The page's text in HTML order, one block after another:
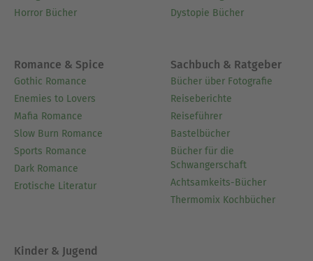
Horror Bücher
Dystopie Bücher
Romance & Spice
Gothic Romance
Enemies to Lovers
Mafia Romance
Slow Burn Romance
Sports Romance
Dark Romance
Erotische Literatur
Sachbuch & Ratgeber
Bücher über Fotografie
Reiseberichte
Reiseführer
Bastelbücher
Bücher für die
Schwangerschaft
Achtsamkeits-Bücher
Thermomix Kochbücher
Kinder & Jugend